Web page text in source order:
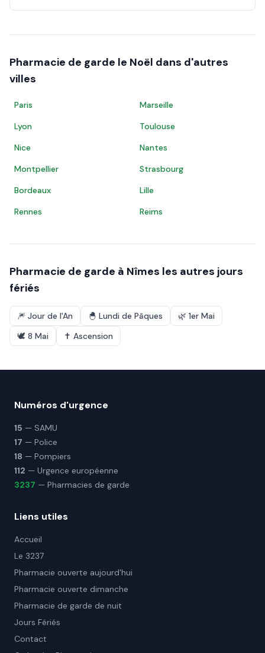
Pharmacie de garde le Noël dans d'autres
villes
Paris
Marseille
Lyon
Toulouse
Nice
Nantes
Montpellier
Strasbourg
Bordeaux
Lille
Rennes
Reims
Pharmacie de garde à Nîmes les autres jours
fériés
🎆 Jour de l'An 🐣 Lundi de Pâques 🌿 1er Mai
🕊️ 8 Mai ✝️ Ascension
Numéros d'urgence
15 — SAMU
17 — Police
18 — Pompiers
112 — Urgence européenne
3237 — Pharmacies de garde
Liens utiles
Accueil
Le 3237
Pharmacie ouverte aujourd'hui
Pharmacie ouverte dimanche
Pharmacie de garde de nuit
Jours Fériés
Contact